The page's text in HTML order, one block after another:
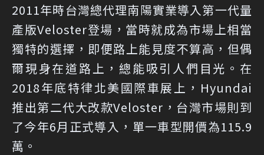
2011年時台灣總代理南陽實業導入第一代量
產版Veloster登場，當時就成為市場上相當
獨特的選擇，即便路上能見度不算高，但偶
爾現身在道路上，總能吸引人們目光。在
2018年底特律北美國際車展上，Hyundai
推出第二代大改款Veloster，台灣市場則到
了今年6月正式導入，單一車型開價為115.9
萬。